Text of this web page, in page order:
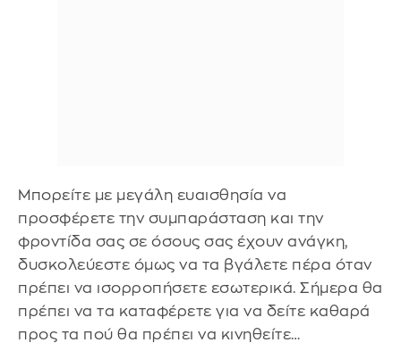
Μπορείτε με μεγάλη ευαισθησία να
προσφέρετε την συμπαράσταση και την
φροντίδα σας σε όσους σας έχουν ανάγκη,
δυσκολεύεστε όμως να τα βγάλετε πέρα όταν
πρέπει να ισορροπήσετε εσωτερικά. Σήμερα θα
πρέπει να τα καταφέρετε για να δείτε καθαρά
προς τα πού θα πρέπει να κινηθείτε…